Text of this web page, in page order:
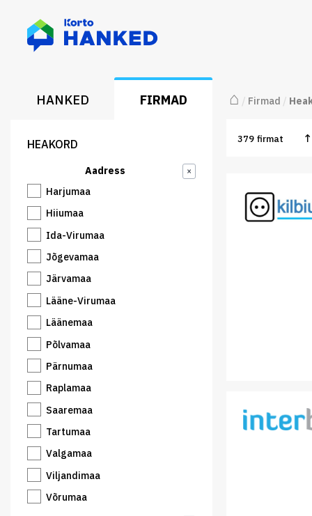
HANKED FIRMAD
HEAKORD
Aadress ×
Harjumaa
Hiiumaa
Ida-Virumaa
Jõgevamaa
Järvamaa
Lääne-Virumaa
Läänemaa
Põlvamaa
Pärnumaa
Raplamaa
Saaremaa
Tartumaa
Valgamaa
Viljandimaa
Võrumaa
⌂ / Firmad /
379 firmat